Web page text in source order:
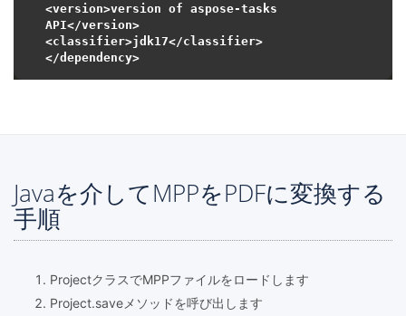
<version>version of aspose-tasks
API</version>
<classifier>jdk17</classifier>
Javaを介してMPPをPDFに変換する
手順
ProjectクラスでMPPファイルをロードします
Project.saveメソッドを呼び出します